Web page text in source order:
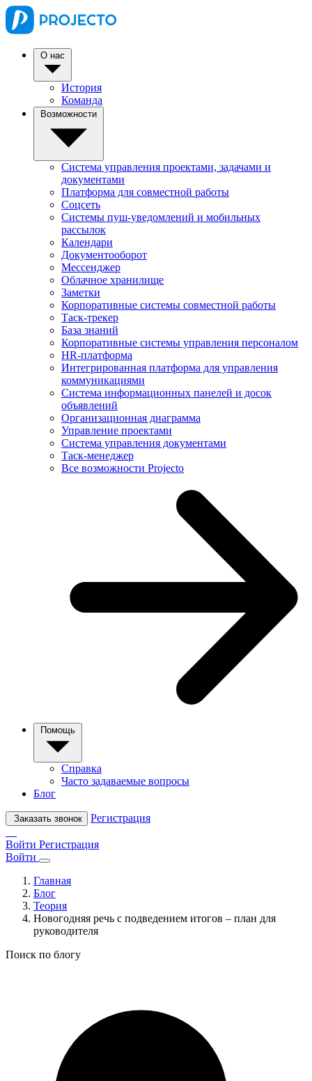
О нас
История
Команда
Возможности
Система управления проектами, задачами и
документами
Платформа для совместной работы
Соцсеть
Системы пуш-уведомлений и мобильных
рассылок
Календари
Документооборот
Мессенджер
Облачное хранилище
Заметки
Корпоративные системы совместной работы
Таск-трекер
База знаний
Корпоративные системы управления персоналом
HR-платформа
Интегрированная платформа для управления
коммуникациями
Система информационных панелей и досок
объявлений
Организационная диаграмма
Управление проектами
Система управления документами
Таск-менеджер
Все возможности Projecto
Помощь
Справка
Часто задаваемые вопросы
Блог
Заказать звонок Регистрация
Войти Регистрация
Войти
Главная
Блог
Теория
Новогодняя речь с подведением итогов – план для
руководителя
Поиск по блогу